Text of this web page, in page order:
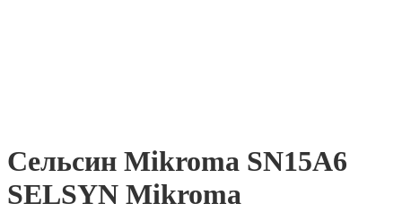
Сельсин Mikroma SN15A6
SELSYN Mikroma